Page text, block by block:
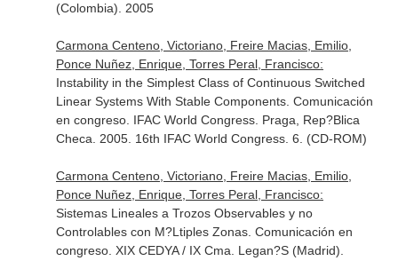
(Colombia). 2005
Carmona Centeno, Victoriano, Freire Macias, Emilio,
Ponce Nuñez, Enrique, Torres Peral, Francisco:
Instability in the Simplest Class of Continuous Switched
Linear Systems With Stable Components. Comunicación
en congreso. IFAC World Congress. Praga, Rep?Blica
Checa. 2005. 16th IFAC World Congress. 6. (CD-ROM)
Carmona Centeno, Victoriano, Freire Macias, Emilio,
Ponce Nuñez, Enrique, Torres Peral, Francisco:
Sistemas Lineales a Trozos Observables y no
Controlables con M?Ltiples Zonas. Comunicación en
congreso. XIX CEDYA / IX Cma. Legan?S (Madrid).